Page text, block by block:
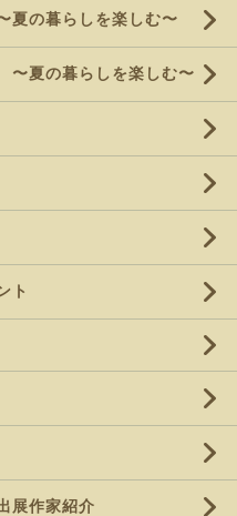
夏の暮らしを楽しむ〜
夏の暮らしを楽しむ〜
ト
展作家紹介